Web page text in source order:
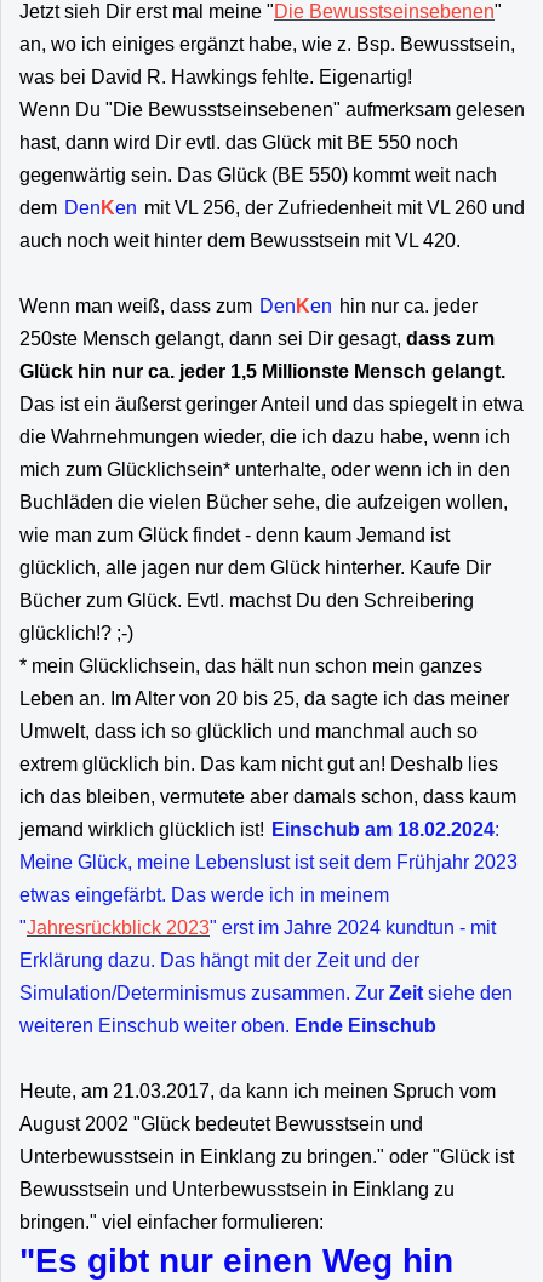
Jetzt sieh Dir erst mal meine "Die Bewusstseinsebenen"
an, wo ich einiges ergänzt habe, wie z. Bsp. Bewusstsein,
was bei David R. Hawkings fehlte. Eigenartig!
Wenn Du "Die Bewusstseinsebenen" aufmerksam gelesen
hast, dann wird Dir evtl. das Glück mit BE 550 noch
gegenwärtig sein. Das Glück (BE 550) kommt weit nach
dem Den Ken mit VL 256, der Zufriedenheit mit VL 260 und
auch noch weit hinter dem Bewusstsein mit VL 420.
Wenn man weiß, dass zum Den Ken hin nur ca. jeder
250ste Mensch gelangt, dann sei Dir gesagt, dass zum
Glück hin nur ca. jeder 1,5 Millionste Mensch gelangt.
Das ist ein äußerst geringer Anteil und das spiegelt in etwa
die Wahrnehmungen wieder, die ich dazu habe, wenn ich
mich zum Glücklichsein* unterhalte, oder wenn ich in den
Buchläden die vielen Bücher sehe, die aufzeigen wollen,
wie man zum Glück findet - denn kaum Jemand ist
glücklich, alle jagen nur dem Glück hinterher. Kaufe Dir
Bücher zum Glück. Evtl. machst Du den Schreibering
glücklich!? ;-)
* mein Glücklichsein, das hält nun schon mein ganzes
Leben an. Im Alter von 20 bis 25, da sagte ich das meiner
Umwelt, dass ich so glücklich und manchmal auch so
extrem glücklich bin. Das kam nicht gut an! Deshalb lies
ich das bleiben, vermutete aber damals schon, dass kaum
jemand wirklich glücklich ist! Einschub am 18.02.2024:
Meine Glück, meine Lebenslust ist seit dem Frühjahr 2023
etwas eingefärbt. Das werde ich in meinem
"Jahresrückblick 2023" erst im Jahre 2024 kundtun - mit
Erklärung dazu. Das hängt mit der Zeit und der
Simulation/Determinismus zusammen. Zur Zeit siehe den
weiteren Einschub weiter oben. Ende Einschub
Heute, am 21.03.2017, da kann ich meinen Spruch vom
August 2002 "Glück bedeutet Bewusstsein und
Unterbewusstsein in Einklang zu bringen." oder "Glück ist
Bewusstsein und Unterbewusstsein in Einklang zu
bringen." viel einfacher formulieren:
"Es gibt nur einen Weg hin